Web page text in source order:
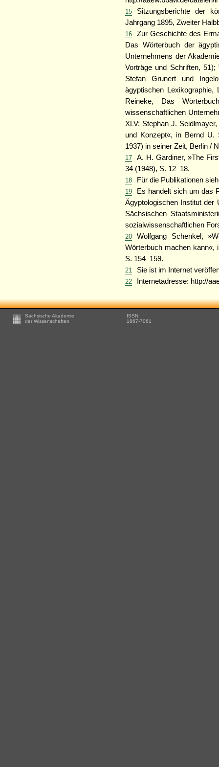
15
Sitzungsberichte der
Jahrgang 1895, Zweiter
16
Zur Geschichte des
Das Wörterbuch der
Unternehmens der
Vorträge und Schriften,
Stefan Grunert und
ägyptischen
Reineke, Das
wissenschaftlichen
XLV; Stephan J.
und Konzept«, in Bernd U.
1937) in seiner Zeit, Berlin /
17
A. H. Gardiner, »The
34 (1948), S. 12–18.
18 Für die Publikationen
19
Es handelt sich um das
Ägyptologischen Institut der
Sächsischen
sozialwissenschaftlichen
20
Wolfgang Schenkel,
Wörterbuch machen kann«,
S. 154–159.
21 Sie ist im Internet
22 Internetadresse: http://
Footer
Sächsische Akademie
der Wissenschaften
ISSN:
1867-7061